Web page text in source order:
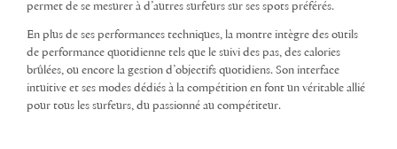
permet de se mesurer à d’autres surfeurs sur ses spots préférés.
En plus de ses performances techniques, la montre intègre des outils
de performance quotidienne tels que le suivi des pas, des calories
brûlées, ou encore la gestion d’objectifs quotidiens. Son interface
intuitive et ses modes dédiés à la compétition en font un véritable allié
pour tous les surfeurs, du passionné au compétiteur.